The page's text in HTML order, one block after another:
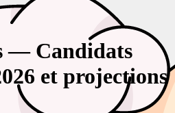
— Candidats
et projections